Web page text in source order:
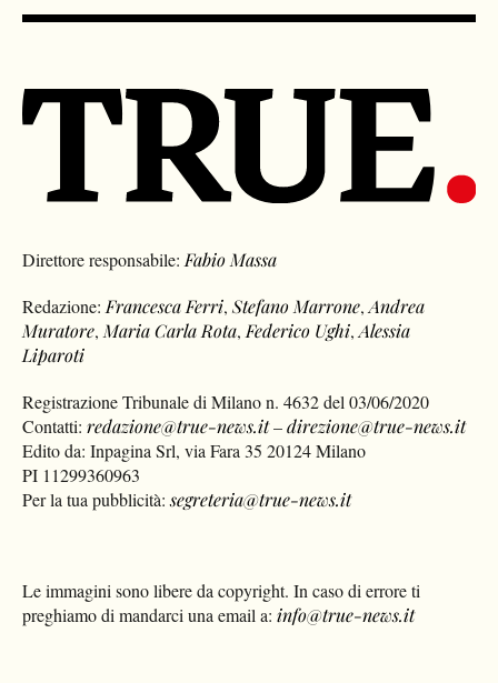
Direttore responsabile: Fabio Massa
Redazione: Francesca Ferri,Stefano Marrone,Andrea
Muratore, Maria Carla Rota, Federico Ughi,Alessia
Liparoti
Registrazione Tribunale di Milano n. 4632 del 03/06/2020
Contatti:redazione@true-news.it–direzione@true-news.it
Edito da: Inpagina Srl, via Fara 35 20124 Milano
PI 11299360963
Per la tua pubblicità:segreteria@true-news.it
Le immagini sono libere da copyright. In caso di errore ti
preghiamo di mandarci una email a: info@true-news.it